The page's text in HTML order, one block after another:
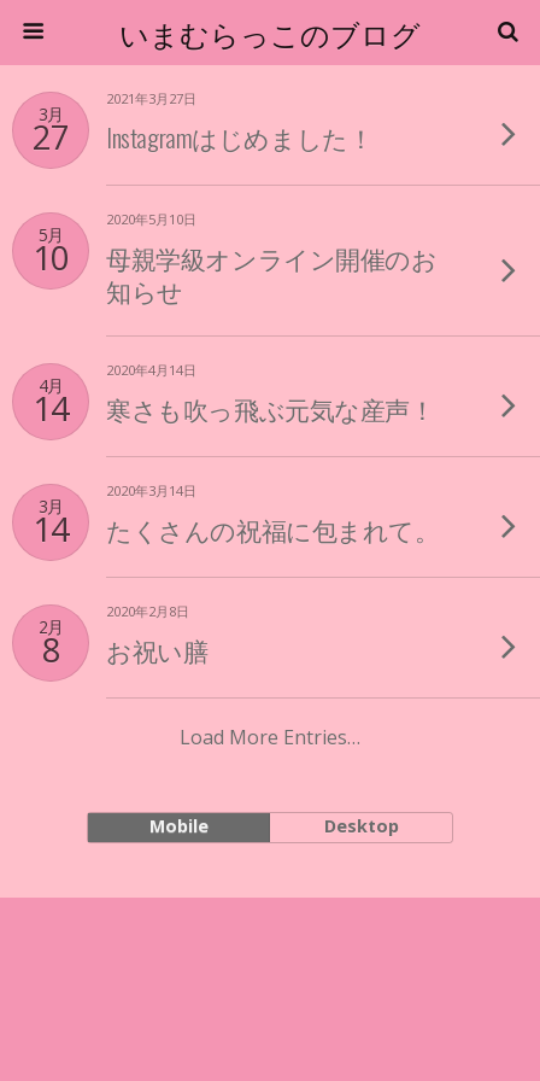
いまむらっこのブログ
3月
27
2021年3月27日
Instagramはじめました！
5月
10
2020年5月10日
母親学級オンライン開催のお
知らせ
4月
14
2020年4月14日
寒さも吹っ飛ぶ元気な産声！
3月
14
2020年3月14日
たくさんの祝福に包まれて。
2月
8
2020年2月8日
お祝い膳
Load More Entries…
Mobile Desktop